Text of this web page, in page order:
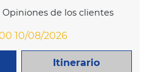
Opiniones de los clientes
10/08/2026
Itinerario